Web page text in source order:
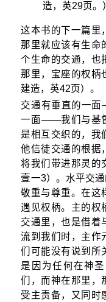
造，英29页。
这本书的下一篇里
那里就应该有生命
个生命的交通，也
那里，宝座的权柄
建造，英42页）。
交通有垂直的一
一面——我们与基
是相互交织的，我
他信徒交通的根据
将我们带进那灵的
壹一3）。水平交
敬重与尊重。在这
遇见权柄。主的权
交通里，也是借着
流到我们时，主作
们可能没有说到所
是因为任何在神
们，而神在那里，
受主责备，又同时